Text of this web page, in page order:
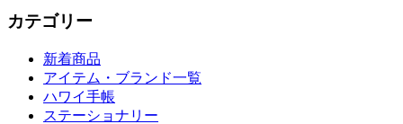
カテゴリー
新着商品
アイテム・ブランド一覧
ハワイ手帳
ステーショナリー